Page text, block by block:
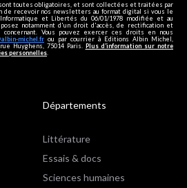
toutes obligatoires, et sont collectées et traitées par
de recevoir nos newsletters au format digital si vous le
et Libertés du 06/01/1978 modifiée et au
notamment d'un droit d'accès, de rectification et
concernant. Vous pouvez exercer ces droits en nous
michel.fr ou par courrier à Editions Albin Michel,
Huyghens, 75014 Paris. Plus d’information sur notre
personnelles
Départements
Littérature
Essais & docs
Sciences humaines